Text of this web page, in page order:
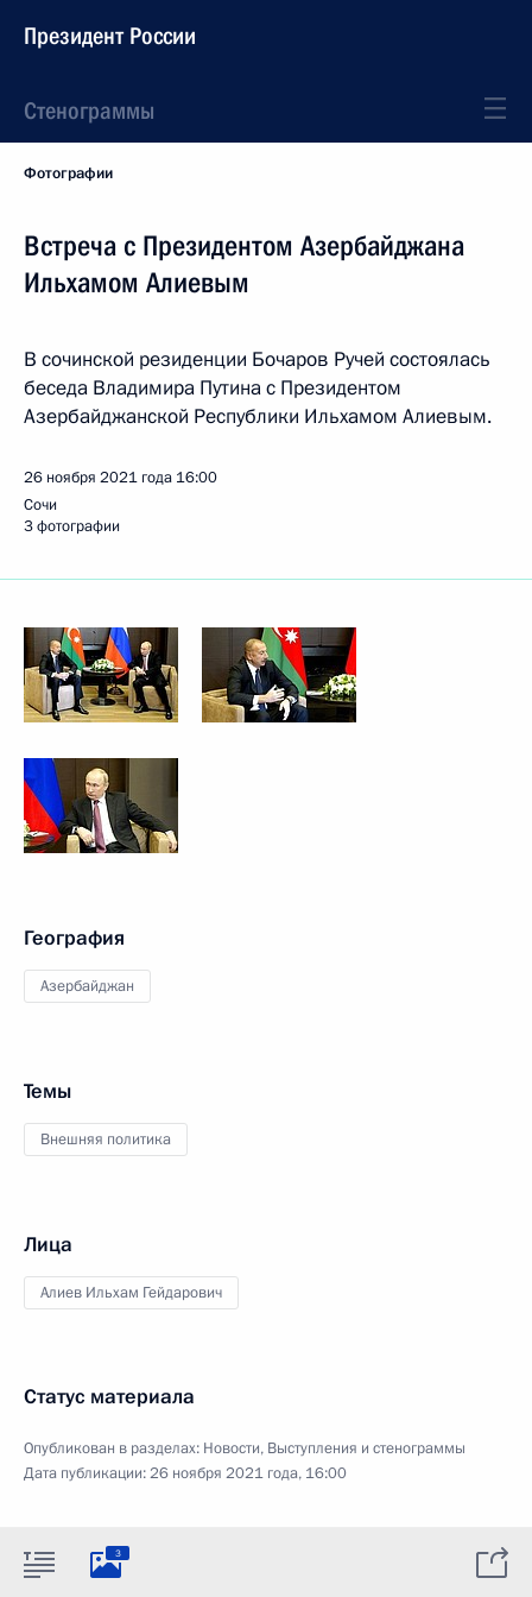
Президент России
Стенограммы
Фотографии
Встреча с Президентом Азербайджана
Ильхамом Алиевым
В сочинской резиденции Бочаров Ручей состоялась
беседа Владимира Путина с Президентом
Азербайджанской Республики Ильхамом Алиевым.
26 ноября 2021 года 16:00
Сочи
3 фотографии
География
Азербайджан
Темы
Внешняя политика
Лица
Алиев Ильхам Гейдарович
Статус материала
Опубликован в разделах: Новости, Выступления и стенограммы
Дата публикации:26 ноября 2021 года, 16:00
3